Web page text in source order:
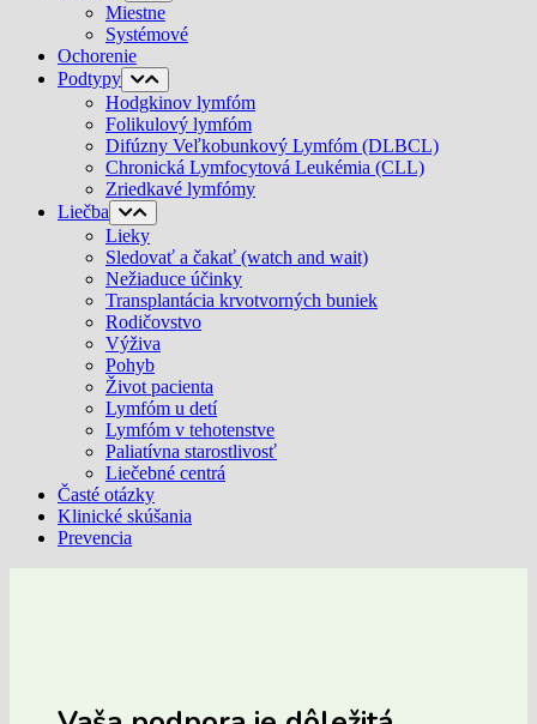
Miestne
Systémové
Ochorenie
Podtypy
Hodgkinov lymfóm
Folikulový lymfóm
Difúzny Veľkobunkový Lymfóm (DLBCL)
Chronická Lymfocytová Leukémia (CLL)
Zriedkavé lymfómy
Liečba
Lieky
Sledovať a čakať (watch and wait)
Nežiaduce účinky
Transplantácia krvotvorných buniek
Rodičovstvo
Výživa
Pohyb
Život pacienta
Lymfóm u detí
Lymfóm v tehotenstve
Paliatívna starostlivosť
Liečebné centrá
Časté otázky
Klinické skúšania
Prevencia